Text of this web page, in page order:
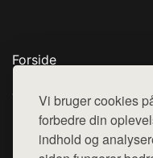
Vi bruger cookies
forbedre din
indhold og
Forside
Top Rabatter
Kontakt